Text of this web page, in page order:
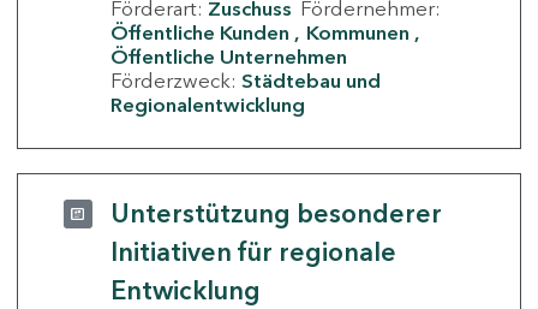
Förderart: Zuschuss Fördernehmer:
Öffentliche Kunden
Kommunen
Öffentliche Unternehmen
Förderzweck: Städtebau und
Regionalentwicklung
Unterstützung besonderer
Initiativen für regionale
Entwicklung